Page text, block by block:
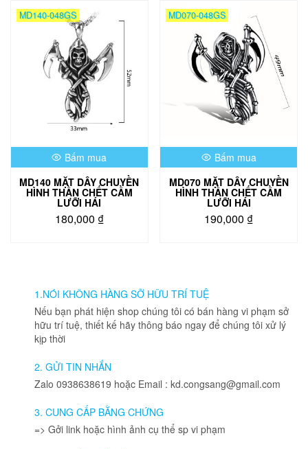
nhất
MD140-048GS
Bấm mua
MD140 MẶT DÂY CHUYỀN
HÌNH THẦN CHẾT CẦM
LƯỠI HÁI
180,000 ₫
MD070-048GS
Bấm mua
MD070 MẶT DÂY CHUYỀN
HÌNH THẦN CHẾT CẦM
LƯỠI HÁI
190,000 ₫
1.NÓI KHÔNG HÀNG SỠ HỮU TRÍ TUỆ
Nếu bạn phát hiện shop chúng tôi có bán hàng vi phạm sở
hữu trí tuệ, thiết kế hãy thông báo ngay để chúng tôi xử lý
kịp thời
2. GỬI TIN NHẮN
Zalo 0938638619 hoặc Email : kd.congsang@gmail.com
3. CUNG CẤP BẰNG CHỨNG
=> Gởi link hoặc hình ảnh cụ thể sp vi phạm